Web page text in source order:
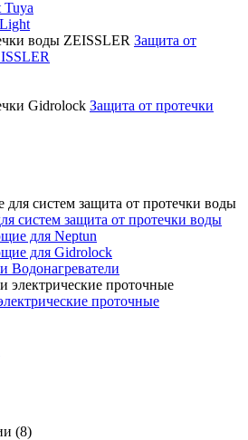
Tuya
Защита от
Защита от протечки
систем защита от протечки воды
для Neptun
для Gidrolock
Водонагреватели
проточные
(8)